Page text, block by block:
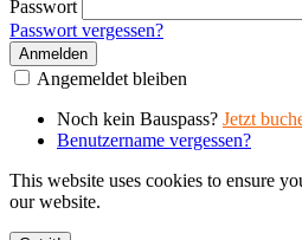
Passwort
Passwort vergessen?
Anmelden
Angemeldet bleiben
Noch kein Bauspass? Jetzt
Benutzername vergessen?
This website uses cookies to ensure
our website.